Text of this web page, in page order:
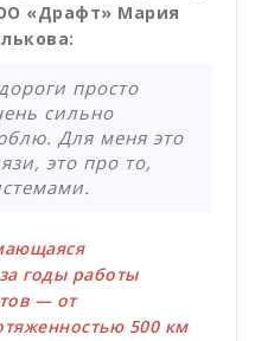
«Драфт» Мария
просто
сильно
Для меня это
это про то,
годы работы
— от
500 км